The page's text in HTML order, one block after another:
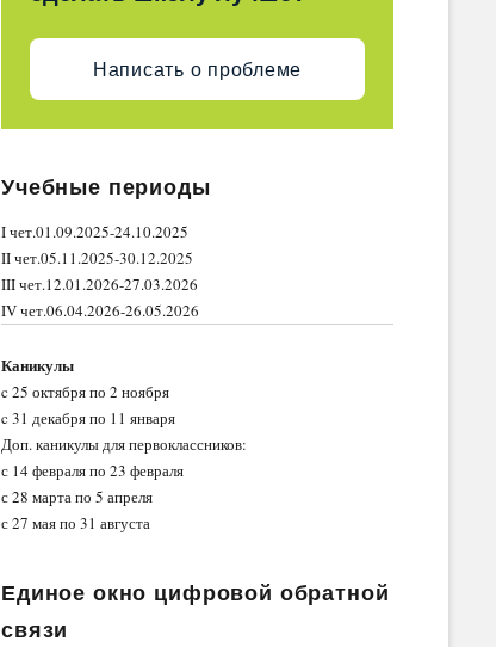
Написать о проблеме
Учебные периоды
I чет.01.09.2025-24.10.2025
II чет.05.11.2025-30.12.2025
III чет.12.01.2026-27.03.2026
IV чет.06.04.2026-26.05.2026
Каникулы
c 25 октября по 2 ноября
c 31 декабря по 11 января
Доп. каникулы для первоклассников:
с 14 февраля по 23 февраля
с 28 марта по 5 апреля
с 27 мая по 31 августа
Единое окно цифровой обратной
связи